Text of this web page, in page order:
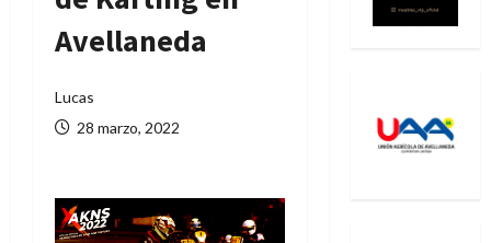
Avellaneda
Lucas
28 marzo, 2022